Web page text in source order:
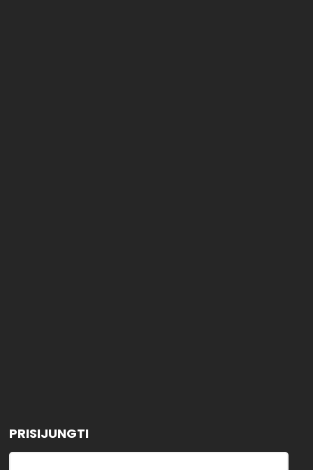
PRISIJUNGTI